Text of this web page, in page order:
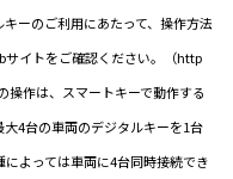
ーのご利用にあたって、操作方法
サイトをご確認ください。（http
作は、スマートキーで動作する
4台の車両のデジタルキーを1台
よっては車両に4台同時接続でき